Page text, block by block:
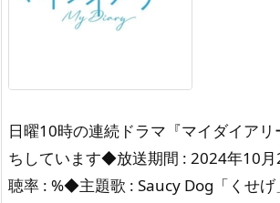
日曜10時の連続ドラマ『マイダイア
ちしています◆放送期間 : 2024年10
聴率 : %◆主題歌 : Saucy Dog「くせ